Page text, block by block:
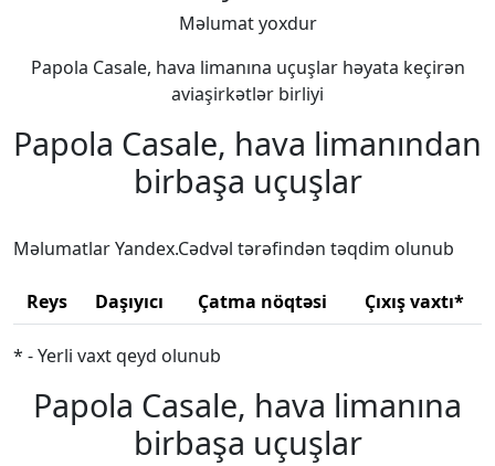
Məlumat yoxdur
Papola Casale, hava limanına uçuşlar həyata keçirən
aviaşirkətlər birliyi
Papola Casale, hava limanından
birbaşa uçuşlar
Məlumatlar Yandex.Cədvəl tərəfindən təqdim olunub
Reys Daşıyıcı Çatma nöqtəsi Çıxış vaxtı*
* - Yerli vaxt qeyd olunub
Papola Casale, hava limanına
birbaşa uçuşlar